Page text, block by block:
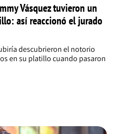
Vásquez tuvieron un
así reaccionó el jurado
descubrieron el notorio
en su platillo cuando pasaron